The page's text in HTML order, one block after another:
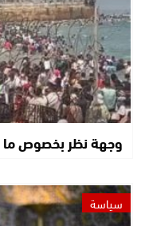
وجهة نظر بخصوص
سياسة